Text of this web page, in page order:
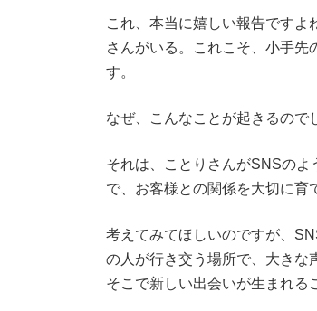
これ、本当に嬉しい報告です
さんがいる。これこそ、小手
す。
なぜ、こんなことが起きるので
それは、ことりさんがSNSのよ
で、お客様との関係を大切に育
考えてみてほしいのですが、
の人が行き交う場所で、大きな
そこで新しい出会いが生まれる